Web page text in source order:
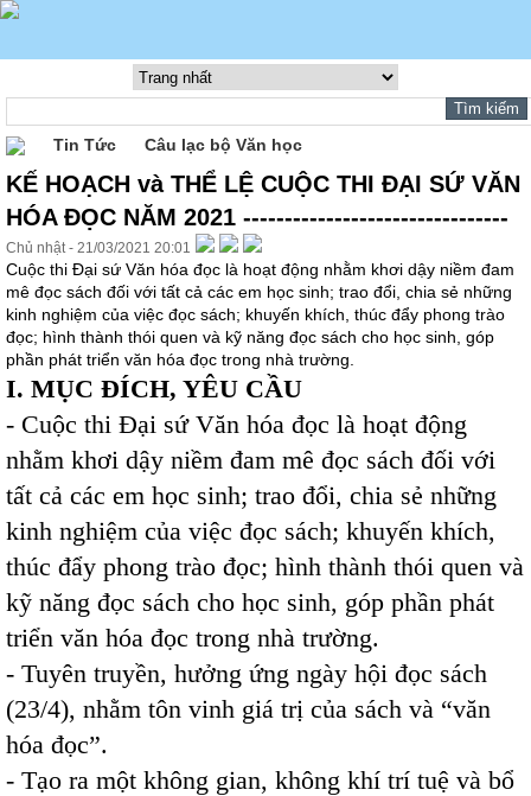
Tin Tức Câu lạc bộ Văn học
KẾ HOẠCH và THỂ LỆ CUỘC THI ĐẠI SỨ VĂN
HÓA ĐỌC NĂM 2021 --------------------------------
Chủ nhật - 21/03/2021 20:01
Cuộc thi Đại sứ Văn hóa đọc là hoạt động nhằm khơi dậy niềm đam
mê đọc sách đối với tất cả các em học sinh; trao đổi, chia sẻ những
kinh nghiệm của việc đọc sách; khuyến khích, thúc đẩy phong trào
đọc; hình thành thói quen và kỹ năng đọc sách cho học sinh, góp
phần phát triển văn hóa đọc trong nhà trường.
I. MỤC ĐÍCH, YÊU CẦU
- Cuộc thi Đại sứ Văn hóa đọc là hoạt động
nhằm khơi dậy niềm đam mê đọc sách đối với
tất cả các em học sinh; trao đổi, chia sẻ những
kinh nghiệm của việc đọc sách; khuyến khích,
thúc đẩy phong trào đọc; hình thành thói quen và
kỹ năng đọc sách cho học sinh, góp phần phát
triển văn hóa đọc trong nhà trường.
- Tuyên truyền, hưởng ứng ngày hội đọc sách
(23/4), nhằm tôn vinh giá trị của sách và “văn
hóa đọc”.
- Tạo ra một không gian, không khí trí tuệ và bổ